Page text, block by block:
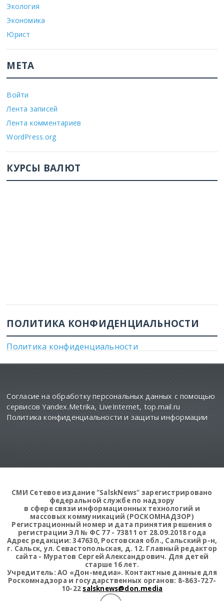
Экология
Экономика
Юрист
МЕТА
Войти
Лента записей
Лента комментариев
WordPress.org
КУРСЫ ВАЛЮТ
ПОЛИТИКА КОНФИДЕНЦИАЛЬНОСТИ
Политика конфиденциальности
Согласие на обработку персональных данных с помощью
сервисов Yandex.Metrika, LiveInternet, top.mail.ru
Политика конфиденциальности и защиты информации
СМИ Сетевое издание "SalskNews" зарегистрировано
федеральной службе по надзору
в сфере связи информационных технологий и
массовых коммуникаций (РОСКОМНАДЗОР)
Регистрационный номер и дата принятия решения о
регистрации ЭЛ № ФС 77 - 73811 от 28.09.2018 года
Адрес редакции: 347630, Ростовская обл., Сальский р-н,
г. Сальск, ул. Севастопольская, д. 12. Главный редактор
сайта - Муратов Сергей Александрович. Для детей
старше 16 лет.
Учредитель: АО «Дон-медиа». Контактные данные для
Роскомнадзора и государственных органов: 8-863-727-
10-22 salsknews@don.media